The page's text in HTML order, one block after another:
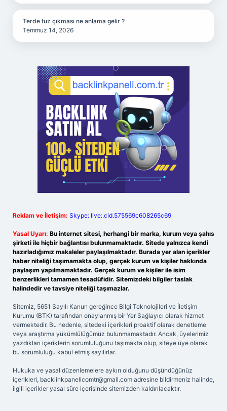
Terde tuz çıkması ne anlama gelir ?
Temmuz 14, 2026
Reklam ve İletişim: Skype: live:.cid.575569c608265c69
Yasal Uyarı: Bu internet sitesi, herhangi bir marka, kurum veya şahıs
şirketi ile hiçbir bağlantısı bulunmamaktadır. Sitede yalnızca kendi
hazırladığımız makaleler paylaşılmaktadır. Burada yer alan içerikler
haber niteliği taşımamakta olup, gerçek kurum ve kişiler hakkında
paylaşım yapılmamaktadır. Gerçek kurum ve kişiler ile isim
benzerlikleri tamamen tesadüfidir. Sitemizdeki bilgiler taslak
halindedir ve tavsiye niteliği taşımazlar.
Sitemiz, 5651 Sayılı Kanun gereğince Bilgi Teknolojileri ve İletişim
Kurumu (BTK) tarafından onaylanmış bir Yer Sağlayıcı olarak hizmet
vermektedir. Bu nedenle, sitedeki içerikleri proaktif olarak denetleme
veya araştırma yükümlülüğümüz bulunmamaktadır. Ancak, üyelerimiz
yazdıkları içeriklerin sorumluluğunu taşımakta olup, siteye üye olarak
bu sorumluluğu kabul etmiş sayılırlar.
Hukuka ve yasal düzenlemelere aykırı olduğunu düşündüğünüz
içerikleri, backlinkpanelicomtr@gmail.com adresine bildirmeniz halinde,
ilgili içerikler yasal süre içerisinde sitemizden kaldırılacaktır.